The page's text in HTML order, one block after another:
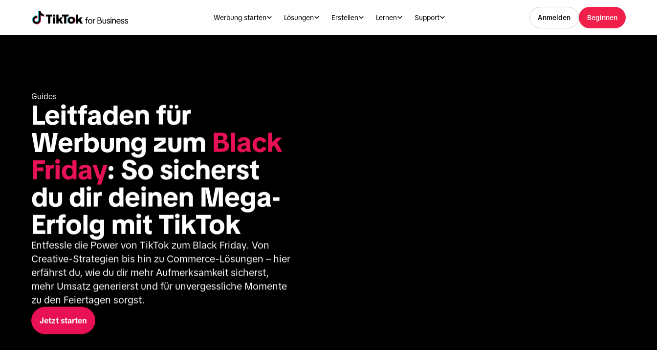
Werbung starten Lösungen Erstellen Lernen Support Anmelden Beginnen
Guides
Leitfaden für
Werbung zum Black
Friday: So sicherst
du dir deinen Mega-
Erfolg mit TikTok
Entfessle die Power von TikTok zum Black Friday. Von
Creative-Strategien bis hin zu Commerce-Lösungen – hier
erfährst du, wie du dir mehr Aufmerksamkeit sicherst,
mehr Umsatz generierst und für unvergessliche Momente
zu den Feiertagen sorgst.
Jetzt starten